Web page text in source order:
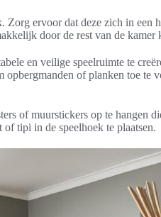
Zorg ervoor dat deze zich in een
door de rest van de kamer
en veilige speelruimte te
of planken toe te
of muurstickers op te hangen
tipi in de speelhoek te plaatsen.